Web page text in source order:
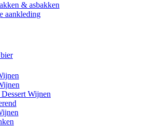
& asbakken
aankleding
Wijnen